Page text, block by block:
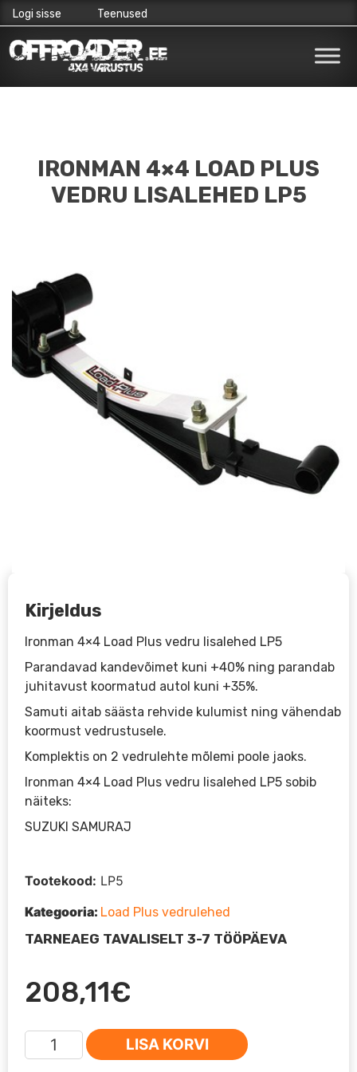
to
Logi sisse Teenused
IRONMAN 4×4 LOAD PLUS
VEDRU LISALEHED LP5
208,11€
Kirjeldus
Ironman 4×4 Load Plus vedru lisalehed LP5
Parandavad kandevõimet kuni +40% ning parandab
juhitavust koormatud autol kuni +35%.
Samuti aitab säästa rehvide kulumist ning vähendab
koormust vedrustusele.
Komplektis on 2 vedrulehte mõlemi poole jaoks.
Ironman 4×4 Load Plus vedru lisalehed LP5 sobib
näiteks:
SUZUKI SAMURAJ
Ironman
4x4
LISA KORVI
Tootekood: LP5
Kategooria: Load Plus vedrulehed
TARNEAEG TAVALISELT 3-7 TÖÖPÄEVA